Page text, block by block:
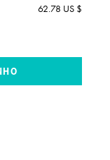
62.78 US $